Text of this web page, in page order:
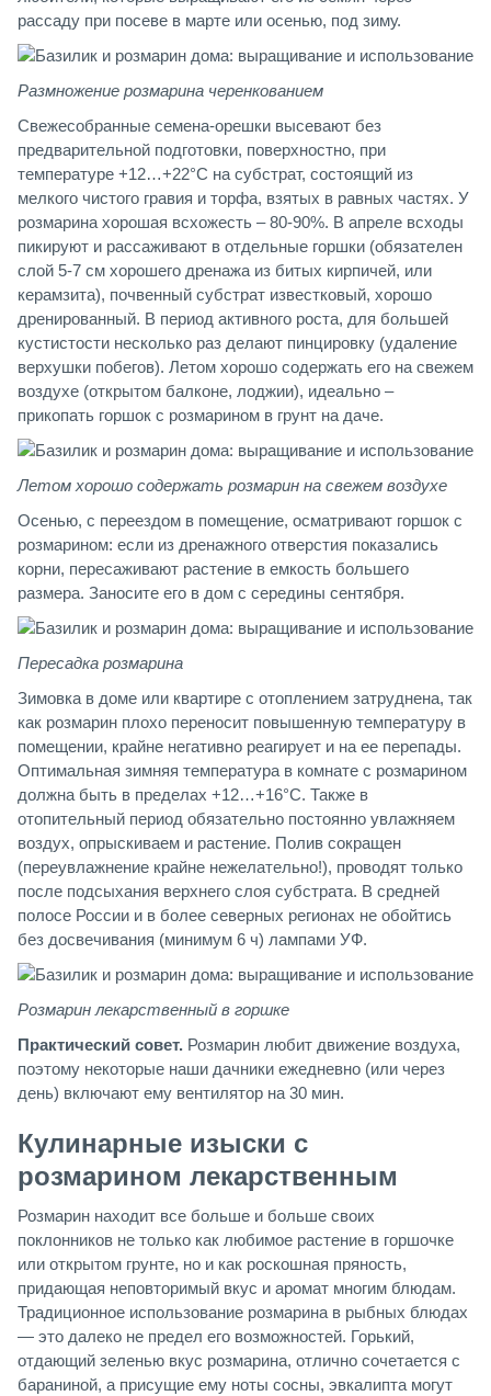
рассаду при посеве в марте или осенью, под зиму.
Размножение розмарина черенкованием
Свежесобранные семена-орешки высевают без
предварительной подготовки, поверхностно, при
температуре +12…+22°С на субстрат, состоящий из
мелкого чистого гравия и торфа, взятых в равных частях. У
розмарина хорошая всхожесть – 80-90%. В апреле всходы
пикируют и рассаживают в отдельные горшки (обязателен
слой 5-7 см хорошего дренажа из битых кирпичей, или
керамзита), почвенный субстрат известковый, хорошо
дренированный. В период активного роста, для большей
кустистости несколько раз делают пинцировку (удаление
верхушки побегов). Летом хорошо содержать его на свежем
воздухе (открытом балконе, лоджии), идеально –
прикопать горшок с розмарином в грунт на даче.
Летом хорошо содержать розмарин на свежем воздухе
Осенью, с переездом в помещение, осматривают горшок с
розмарином: если из дренажного отверстия показались
корни, пересаживают растение в емкость большего
размера. Заносите его в дом с середины сентября.
Пересадка розмарина
Зимовка в доме или квартире с отоплением затруднена, так
как розмарин плохо переносит повышенную температуру в
помещении, крайне негативно реагирует и на ее перепады.
Оптимальная зимняя температура в комнате с розмарином
должна быть в пределах +12…+16°С. Также в
отопительный период обязательно постоянно увлажняем
воздух, опрыскиваем и растение. Полив сокращен
(переувлажнение крайне нежелательно!), проводят только
после подсыхания верхнего слоя субстрата. В средней
полосе России и в более северных регионах не обойтись
без досвечивания (минимум 6 ч) лампами УФ.
Розмарин лекарственный в горшке
Практический совет. Розмарин любит движение воздуха,
поэтому некоторые наши дачники ежедневно (или через
день) включают ему вентилятор на 30 мин.
Кулинарные изыски с
розмарином лекарственным
Розмарин находит все больше и больше своих
поклонников не только как любимое растение в горшочке
или открытом грунте, но и как роскошная пряность,
придающая неповторимый вкус и аромат многим блюдам.
Традиционное использование розмарина в рыбных блюдах
— это далеко не предел его возможностей. Горький,
отдающий зеленью вкус розмарина, отлично сочетается с
бараниной, а присущие ему ноты сосны, эвкалипта могут